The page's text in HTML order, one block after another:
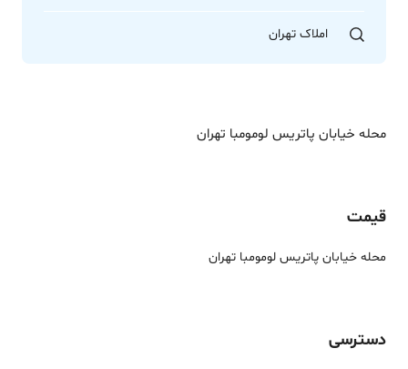
املاک تهران
محله خیابان پاتریس لومومبا تهران
قیمت
محله خیابان پاتریس لومومبا تهران
دسترسی